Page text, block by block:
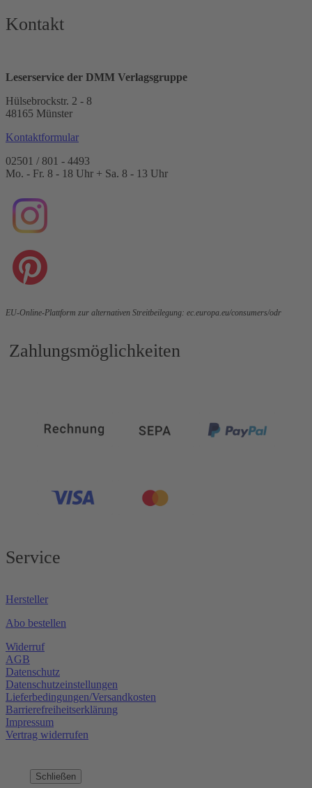
Kontakt
Leserservice der DMM Verlagsgruppe
Hülsebrockstr. 2 - 8
48165 Münster
Kontaktformular
02501 / 801 - 4493
Mo. - Fr. 8 - 18 Uhr + Sa. 8 - 13 Uhr
EU-Online-Plattform zur alternativen Streitbeilegung: ec.europa.eu/consumers/odr
Zahlungsmöglichkeiten
Service
Hersteller
Abo bestellen
Widerruf
AGB
Datenschutz
Datenschutzeinstellungen
Lieferbedingungen/Versandkosten
Barrierefreiheitserklärung
Impressum
Vertrag widerrufen
Schließen